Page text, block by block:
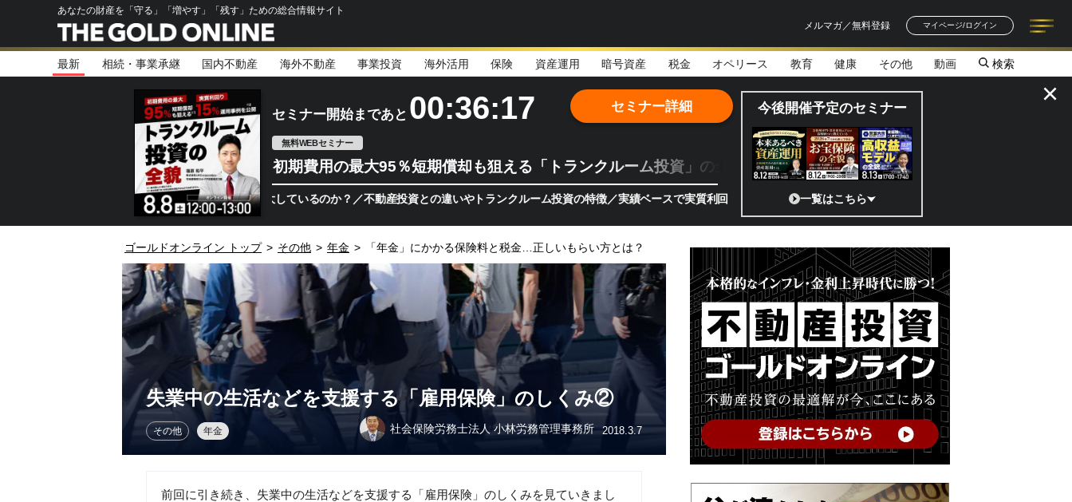
あなたの財産を「守る」「増やす」「残す」ための総合情報サイト
メルマガ／無料登録
マイページ/ログイン
記事一覧
著者一覧
最新 相続・事業承継 国内不動産 海外不動産 事業投資 海外活用 保険 資産運用 暗号資産 税金 オペリース 教育 健康 その他 動画 検索
セミナー開始まであと 00:36:16
無料WEBセミナー
初期費用の最大95％短期償却も狙える「トランクルーム投資」の全貌
、都心部でトランクルーム需要が拡大しているのか？／不動産投資との違いやトランクルーム投資の特徴／実績ベースで実質利回り15％前後となった事例の紹介／短期償却を活用した資産運用の考え方／運営リ
セミナー詳細 今後開催予定のセミナー
一覧はこちら
×
ゴールドオンライン トップ > その他 > 年金 > 「年金」にかかる保険料と税金…正しいもらい方とは？
失業中の生活などを支援する「雇用保険」のしくみ②
その他 年金 社会保険労務士法人 小林労務管理事務所 2018.3.7
前回に引き続き、失業中の生活などを支援する「雇用保険」のしくみを見ていきまし